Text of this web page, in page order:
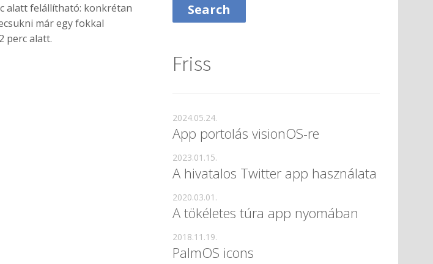
alatt felállítható: konkrétan
már egy fokkal
perc alatt.
Friss
App portolás visionOS-re
2024.05.24.
A hivatalos Twitter app használata
2023.01.15.
A tökéletes túra app nyomában
2020.03.01.
PalmOS icons
2018.11.19.